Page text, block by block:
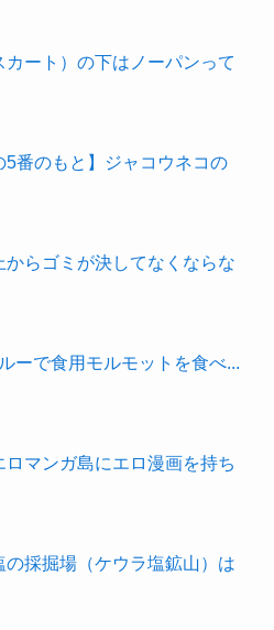
カート）の下はノーパンって
5番のもと】ジャコウネコの
からゴミが決してなくならな
ーで食用モルモットを食べ...
ロマンガ島にエロ漫画を持ち
の採掘場（ケウラ塩鉱山）は